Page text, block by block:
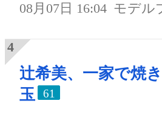
08月07日 16:04 モデル
辻希美、一家で焼
玉
61